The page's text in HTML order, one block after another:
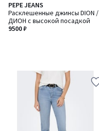
PEPE JEANS
Расклешенные джинсы DION /
ДИОН с высокой посадкой
9500 ₽